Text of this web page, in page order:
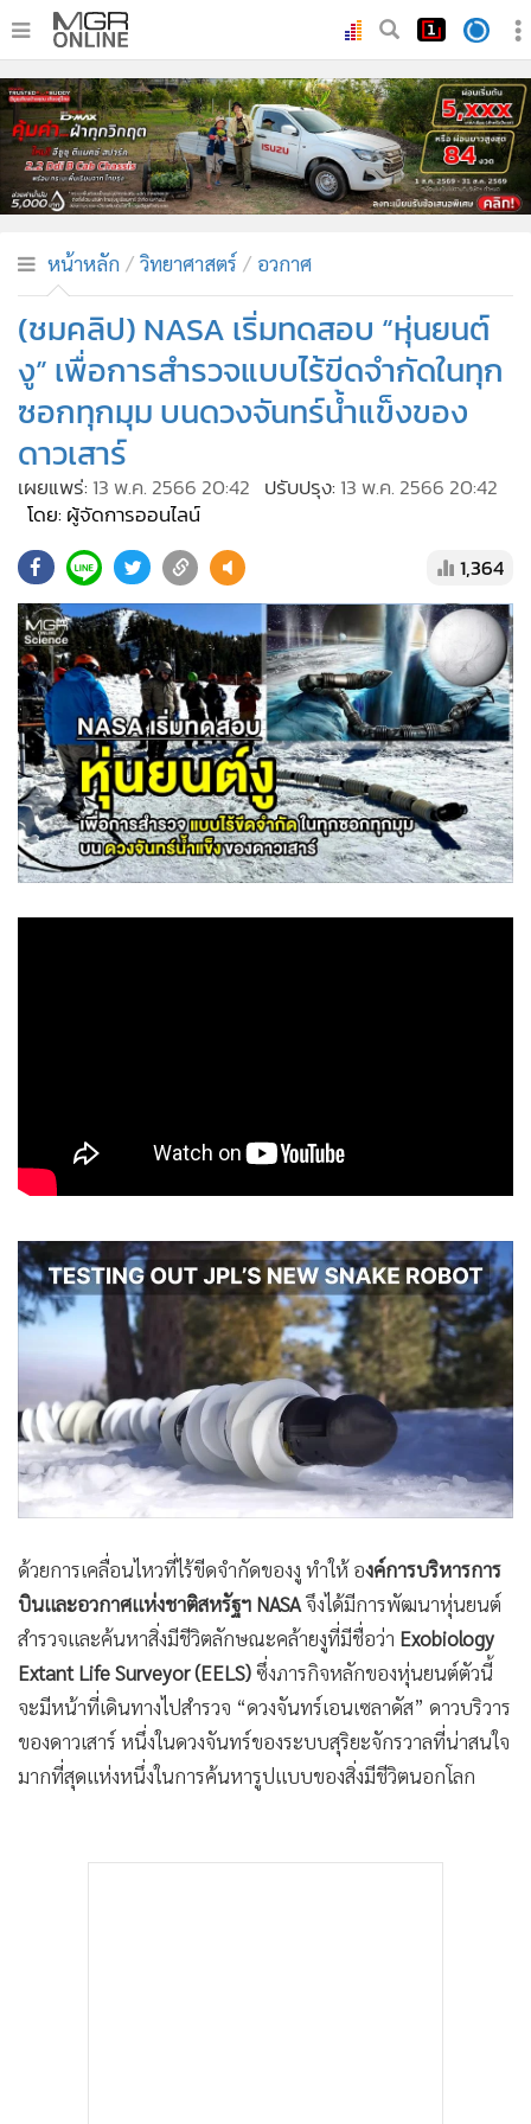
• หน้าหลัก
• ทันเหตุการณ์
• ภาคใต้
• ภูมิภาค
• บันเทิง
ผู้จัดการรายวัน
• คอลัมนิสต์
• ละคร
• CbizReview
• Cyber BIZ
• ผู้จัดกวน
Good health & Well-being
• Green Innovation & SD
• Management & HR
• MGR Live
• Infographic
• การเมือง
• ท่องเที่ยว
• กีฬา
• ต่างประเทศ
• Special Scoop
SMEs
• หุ้น
• กองทุนรวม
• Celeb Online
Factcheck
• ญี่ปุ่น
• News1
• Gotomanager
หน้าหลัก วิทยาศาสตร์ อวกาศ
(ชมคลิป) NASA เริ่มทดสอบ “หุ่นยนต์
งู” เพื่อการสำรวจแบบไร้ขีดจำกัดในทุก
ซอกทุกมุม บนดวงจันทร์น้ำแข็งของ
ดาวเสาร์
เผยแพร่: 13 พ.ค. 2566 20:42 ปรับปรุง: 13 พ.ค. 2566 20:42
โดย: ผู้จัดการออนไลน์
1,364
ด้วยการเคลื่อนไหวที่ไร้ขีดจำกัดของงู ทำให้ องค์การบริหารการ
บินและอวกาศแห่งชาติสหรัฐฯ NASAจึงได้มีการพัฒนาหุ่นยนต์
สำรวจและค้นหาสิ่งมีชีวิตลักษณะคล้ายงูที่มีชื่อว่า Exobiology
Extant Life Surveyor (EELS)ซึ่งภารกิจหลักของหุ่นยนต์ตัวนี้
จะมีหน้าที่เดินทางไปสำรวจ “ดวงจันทร์เอนเซลาดัส” ดาวบริวาร
ของดาวเสาร์ หนึ่งในดวงจันทร์ของระบบสุริยะจักรวาลที่น่าสนใจ
มากที่สุดแห่งหนึ่งในการค้นหารูปแบบของสิ่งมีชีวิตนอกโลก